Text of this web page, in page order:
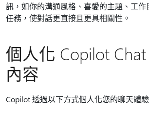
訊，如你的溝通風格、喜愛的主題、工作
任務，使對話更直接且更具相關性。
個人化 Copilot
內容
Copilot 透過以下方式個人化您的聊天體驗